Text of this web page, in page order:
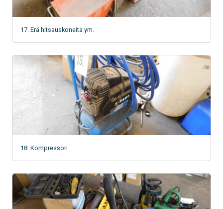
17. Erä hitsauskoneita ym.
18. Kompressori